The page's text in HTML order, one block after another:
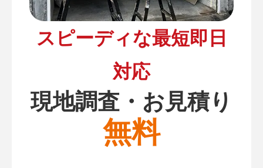
スピーディな最短即日
対応
現地調査・お見積り
無料